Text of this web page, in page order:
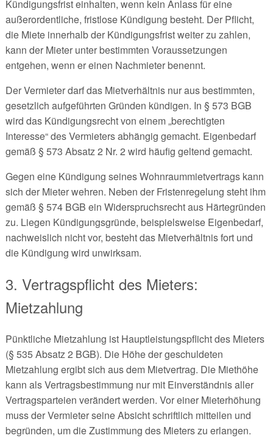
Kündigungsfrist einhalten, wenn kein Anlass für eine
außerordentliche, fristlose Kündigung besteht. Der Pflicht,
die Miete innerhalb der Kündigungsfrist weiter zu zahlen,
kann der Mieter unter bestimmten Voraussetzungen
entgehen, wenn er einen Nachmieter benennt.
Der Vermieter darf das Mietverhältnis nur aus bestimmten,
gesetzlich aufgeführten Gründen kündigen. In § 573 BGB
wird das Kündigungsrecht von einem „berechtigten
Interesse“ des Vermieters abhängig gemacht. Eigenbedarf
gemäß § 573 Absatz 2 Nr. 2 wird häufig geltend gemacht.
Gegen eine Kündigung seines Wohnraummietvertrags kann
sich der Mieter wehren. Neben der Fristenregelung steht ihm
gemäß § 574 BGB ein Widerspruchsrecht aus Härtegründen
zu. Liegen Kündigungsgründe, beispielsweise Eigenbedarf,
nachweislich nicht vor, besteht das Mietverhältnis fort und
die Kündigung wird unwirksam.
3. Vertragspflicht des Mieters:
Mietzahlung
Pünktliche Mietzahlung ist Hauptleistungspflicht des Mieters
(§ 535 Absatz 2 BGB). Die Höhe der geschuldeten
Mietzahlung ergibt sich aus dem Mietvertrag. Die Miethöhe
kann als Vertragsbestimmung nur mit Einverständnis aller
Vertragsparteien verändert werden. Vor einer Mieterhöhung
muss der Vermieter seine Absicht schriftlich mitteilen und
begründen, um die Zustimmung des Mieters zu erlangen.